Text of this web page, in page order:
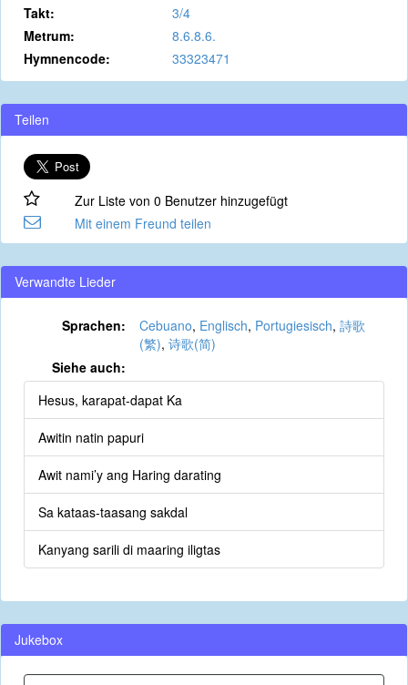
Takt:
3/4
Metrum:
8.6.8.6.
Hymnencode:
33323471
Teilen
Zur Liste von 0 Benutzer hinzugefügt
Mit einem Freund teilen
Verwandte Lieder
Sprachen: Cebuano, Englisch, Portugiesisch, 詩歌
(繁), 诗歌(简)
Siehe auch:
Hesus, karapat-dapat Ka
Awitin natin papuri
Awit nami’y ang Haring darating
Sa kataas-taasang sakdal
Kanyang sarili di maaring iligtas
Jukebox